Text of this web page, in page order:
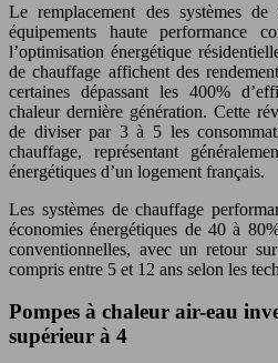
Le remplacement des systèmes
équipements haute performance
l’optimisation énergétique
de chauffage affichent des
certaines dépassant les 400%
chaleur dernière génération. Cette
de diviser par 3 à 5 les
chauffage, représentant
énergétiques d’un logement français.
Les systèmes de chauffage
économies énergétiques de 40 à
conventionnelles, avec un retour
compris entre 5 et 12 ans selon les
Pompes à chaleur air-eau
supérieur à 4